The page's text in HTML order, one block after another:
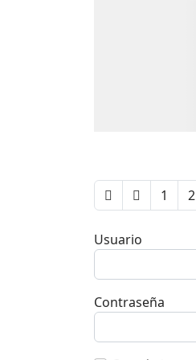
1 2
Usuario
Contraseña